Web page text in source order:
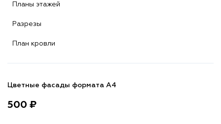
Планы этажей
Разрезы
План кровли
Цветные фасады формата А4
500 ₽